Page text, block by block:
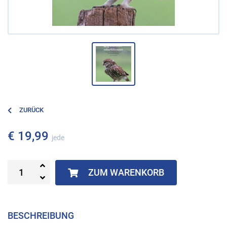
ZURÜCK
€ 19,99 jede
ZUM WARENKORB
BESCHREIBUNG